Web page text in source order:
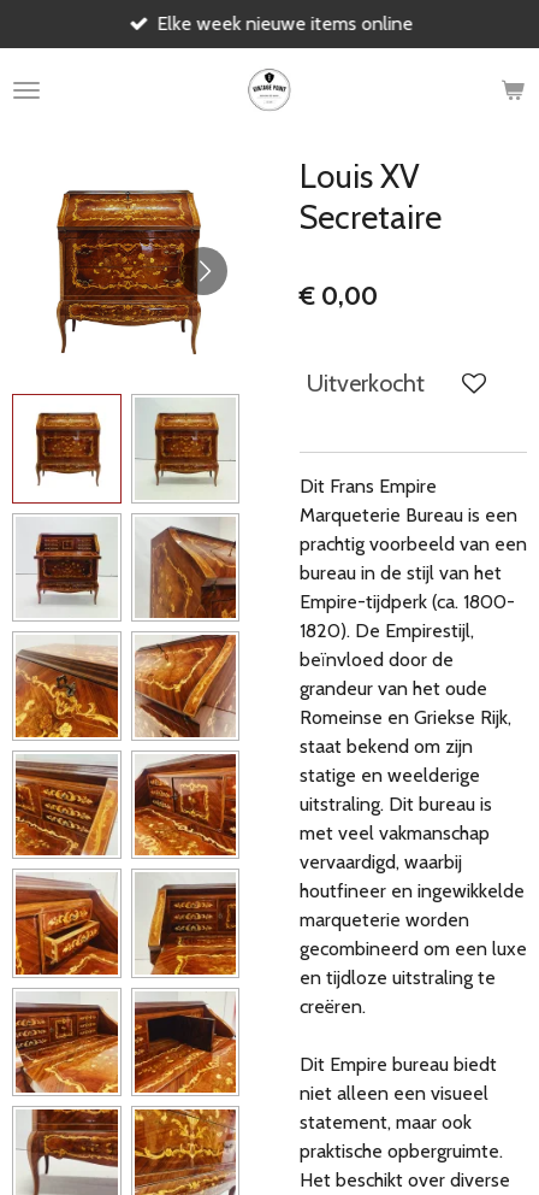
direct
naar
Elke week nieuwe items online
Louis XV
Secretaire
€ 0,00
Uitverkocht
Dit Frans Empire
Marqueterie Bureau is een
prachtig voorbeeld van een
bureau in de stijl van het
Empire-tijdperk (ca. 1800-
1820). De Empirestijl,
beïnvloed door de
grandeur van het oude
Romeinse en Griekse Rijk,
staat bekend om zijn
statige en weelderige
uitstraling. Dit bureau is
met veel vakmanschap
vervaardigd, waarbij
houtfineer en ingewikkelde
marqueterie worden
gecombineerd om een luxe
en tijdloze uitstraling te
creëren.
Dit Empire bureau biedt
niet alleen een visueel
statement, maar ook
praktische opbergruimte.
Het beschikt over diverse